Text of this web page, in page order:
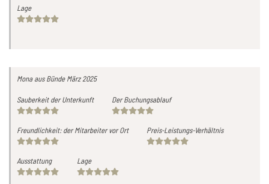
Lage
Monaaus Bünde März 2025
Sauberkeit der Unterkunft Der Buchungsablauf
Freundlichkeit: der Mitarbeiter vor Ort Preis-Leistungs-Verhältnis
Ausstattung Lage